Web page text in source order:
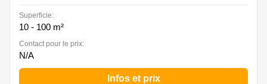
Superficie:
10 - 100 m²
Contact pour le prix:
N/A
Infos et prix